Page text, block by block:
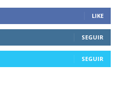
LIKE
SEGUIR
SEGUIR